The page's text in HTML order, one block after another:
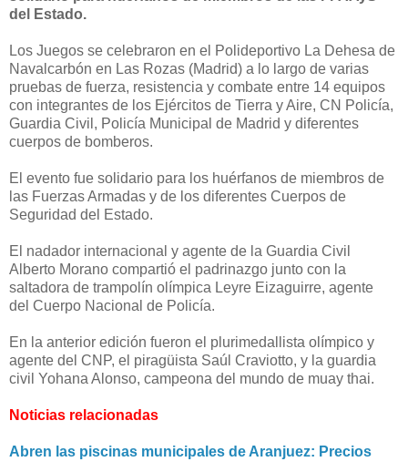
del Estado.
Los Juegos se celebraron en el Polideportivo La Dehesa de
Navalcarbón en Las Rozas (Madrid) a lo largo de varias
pruebas de fuerza, resistencia y combate entre 14 equipos
con integrantes de los Ejércitos de Tierra y Aire, CN Policía,
Guardia Civil, Policía Municipal de Madrid y diferentes
cuerpos de bomberos.
El evento fue solidario para los huérfanos de miembros de
las Fuerzas Armadas y de los diferentes Cuerpos de
Seguridad del Estado.
El nadador internacional y agente de la Guardia Civil
Alberto Morano compartió el padrinazgo junto con la
saltadora de trampolín olímpica Leyre Eizaguirre, agente
del Cuerpo Nacional de Policía.
En la anterior edición fueron el plurimedallista olímpico y
agente del CNP, el piragüista Saúl Craviotto, y la guardia
civil Yohana Alonso, campeona del mundo de muay thai.
Noticias relacionadas
Abren las piscinas municipales de Aranjuez: Precios